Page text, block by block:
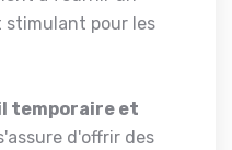
stimulant pour les
temporaire et
d'offrir des